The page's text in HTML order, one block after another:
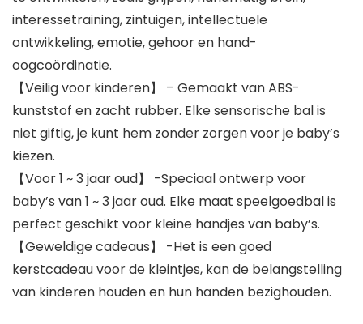
interessetraining, zintuigen, intellectuele
ontwikkeling, emotie, gehoor en hand-
oogcoördinatie.
【Veilig voor kinderen】 – Gemaakt van ABS-
kunststof en zacht rubber. Elke sensorische bal is
niet giftig, je kunt hem zonder zorgen voor je baby’s
kiezen.
【Voor 1 ~ 3 jaar oud】 -Speciaal ontwerp voor
baby’s van 1 ~ 3 jaar oud. Elke maat speelgoedbal is
perfect geschikt voor kleine handjes van baby’s.
【Geweldige cadeaus】 -Het is een goed
kerstcadeau voor de kleintjes, kan de belangstelling
van kinderen houden en hun handen bezighouden.